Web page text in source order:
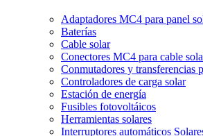
Adaptadores MC4 para panel
Baterías
Cable solar
Conectores MC4 para cable
Conmutadores y transferencias
Controladores de carga solar
Estación de energía
Fusibles fotovoltáicos
Herramientas solares
Interruptores automáticos